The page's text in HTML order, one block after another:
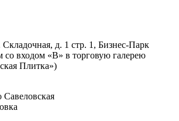
д. 1 стр. 1, Бизнес-Парк
со входом «B» в торговую галерею
Плитка»)
Савеловская